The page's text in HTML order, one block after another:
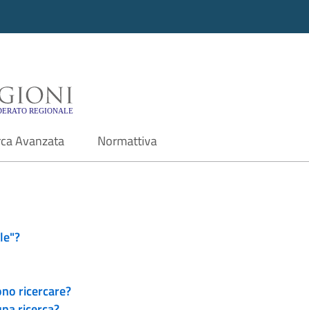
- Motore di ricerca
Avanzata Normattiva
ricercare?